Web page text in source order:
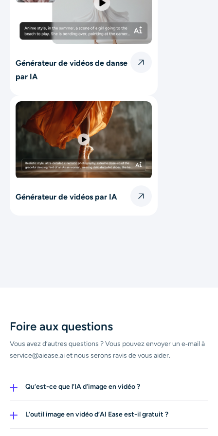
Générateur de vidéos de danse
par IA
Générateur de vidéos par IA
Foire aux questions
Vous avez d’autres questions ? Vous pouvez envoyer un e‑mail à
service@aiease.ai et nous serons ravis de vous aider.
Qu’est-ce que l’IA d’image en vidéo ?
qui utilise l’apprentissage profond et les réseaux
L’outil image en vidéo d’AI Ease est-il gratuit ?